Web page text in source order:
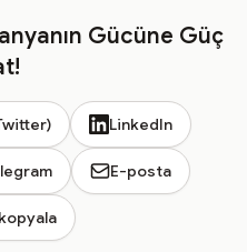
Gücüne Güç
LinkedIn
E-posta